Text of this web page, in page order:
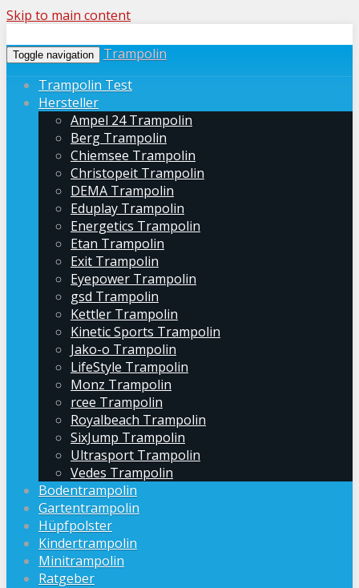
Skip to main content
Toggle navigation
Trampolin
Trampolin Test
Hersteller
Ampel 24 Trampolin
Berg Trampolin
Chiemsee Trampolin
Christopeit Trampolin
DEMA Trampolin
Eduplay Trampolin
Energetics Trampolin
Etan Trampolin
Exit Trampolin
Eyepower Trampolin
gsd Trampolin
Kettler Trampolin
Kinetic Sports Trampolin
Jako-o Trampolin
LifeStyle Trampolin
Monz Trampolin
rcee Trampolin
Royalbeach Trampolin
SixJump Trampolin
Ultrasport Trampolin
Vedes Trampolin
Bodentrampolin
Gartentrampolin
Hüpfpolster
Kindertrampolin
Minitrampolin
Ratgeber